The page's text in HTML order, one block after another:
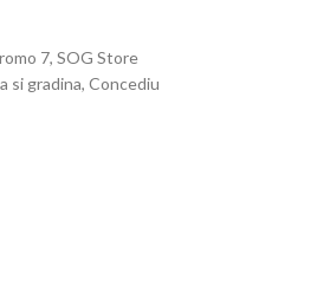
7, SOG Store
si gradina, Concediu